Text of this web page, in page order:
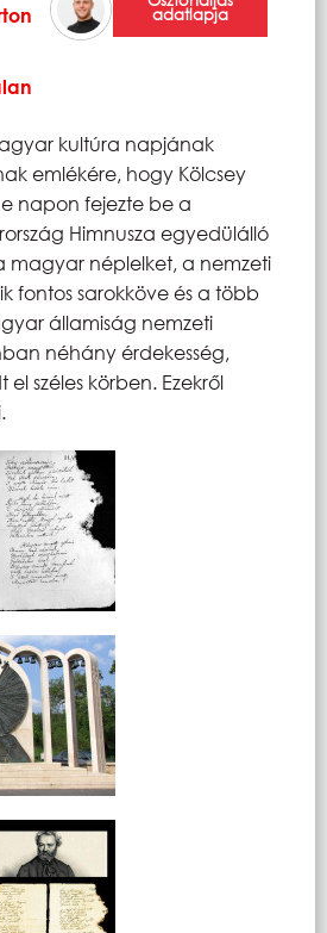
adatlapja
kultúra napjának
emlékére, hogy Kölcsey
napon fejezte be a
Himnusza egyedülálló
magyar néplelket, a nemzeti
fontos sarokköve és a több
államiság nemzeti
néhány érdekesség,
széles körben. Ezekről